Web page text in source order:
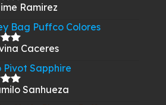
Ramirez
Bag Puffco Colores
Caceres
Pivot Sapphire
Sanhueza